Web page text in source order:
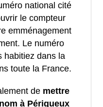
national cité
le compteur
emménagement
Le numéro
habitiez dans la
toute la France.
de mettre
à Périgueux